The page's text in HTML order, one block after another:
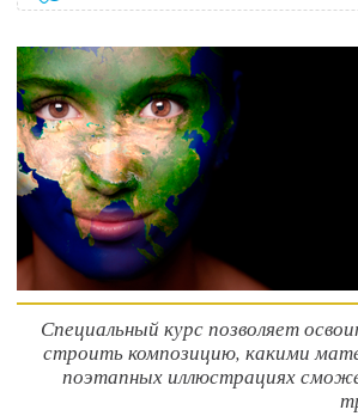
Специальный курс позволяет
строить композицию, какими
поэтапных иллюстрациях